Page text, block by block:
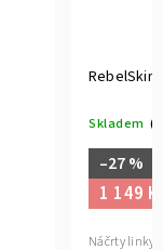
RebelSkin
Skladem
–27 %
1 149
Náčrty linky